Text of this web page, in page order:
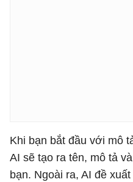
Khi bạn bắt đầu với mô
AI sẽ tạo ra tên, mô tả
bạn. Ngoài ra, AI đề